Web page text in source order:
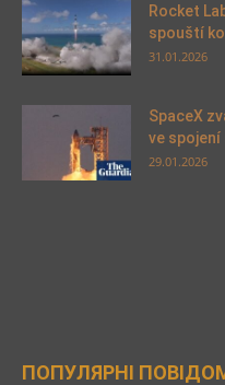
Rocket
spouští
31.01.2026
SpaceX
ve spojení
29.01.2026
ПОПУЛЯРНІ